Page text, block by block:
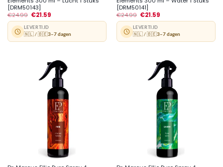
[DRM50143]
€24.99 €21.59
LEVERTIJD
🇳🇱 / 🇧🇪3–7 dagen
[DRM50141]
€24.99 €21.59
LEVERTIJD
🇳🇱 / 🇧🇪3–7 dagen